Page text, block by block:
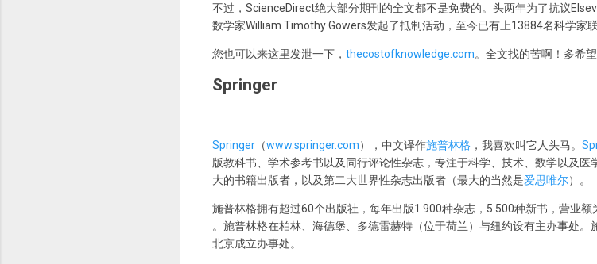
不过，ScienceDirect绝大部分期刊的全文都不是免费的。头两年为了抗议
数学家William Timothy Gowers发起了抵制活动，至今已有上13884名科学家
您也可以来这里发泄一下， thecostofknowledge.com。全文找的苦啊！多希
Springer
Springer （www.springer.com），中文译作施普林格 ，我喜欢叫它人头马。
版教科书、学术参考书以及同行评论性杂志，专注于科学、技术、数学以及
大的书籍出版者，以及第二大世界性杂志出版者（最大的当然是爱思唯尔）。
施普林格拥有超过60个出版社，每年出版1 900种杂志，5 500种新书，营业
。施普林格在柏林、海德堡、多德雷赫特（位于荷兰）与纽约设有主办事处
北京成立办事处。